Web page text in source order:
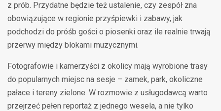
z prób. Przydatne będzie też ustalenie, czy zespół zna
obowiązujące w regionie przyśpiewki i zabawy, jak
podchodzi do próśb gości o piosenki oraz ile realnie trwają
przerwy między blokami muzycznymi.
Fotografowie i kamerzyści z okolicy mają wyrobione trasy
do popularnych miejsc na sesje – zamek, park, okoliczne
pałace i tereny zielone. W rozmowie z usługodawcą warto
przejrzeć pełen reportaż z jednego wesela, a nie tylko